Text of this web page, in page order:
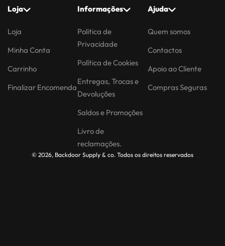
Loja
Loja
Minha Conta
Carrinho
Finalizar Encomenda
Informações
Politica de
Privacidade
Política de Cookies
Entregas, Trocas e
Devoluções
Saldos e Promoções
Livro de
reclamações.
Ajuda
Quem somos
Contactos
Apoio ao Cliente
Compras Seguras
© 2026, Backdoor Supply & co. Todos os direitos reservados